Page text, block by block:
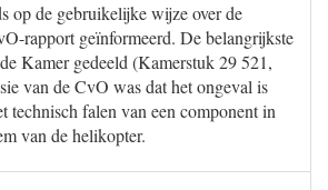
op de gebruikelijke wijze over de
rapport geïnformeerd. De belangrijkste
Kamer gedeeld (Kamerstuk 29 521,
van de CvO was dat het ongeval is
technisch falen van een component in
van de helikopter.